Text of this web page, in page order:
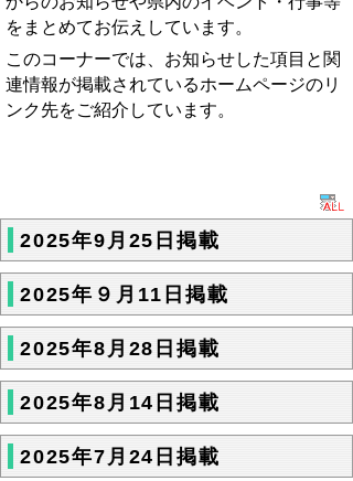
をまとめてお伝えしています。
このコーナーでは、お知らせした項目と関
連情報が掲載されているホームページのリ
ンク先をご紹介しています。
2025年9月25日掲載
2025年９月11日掲載
2025年8月28日掲載
2025年8月14日掲載
2025年7月24日掲載